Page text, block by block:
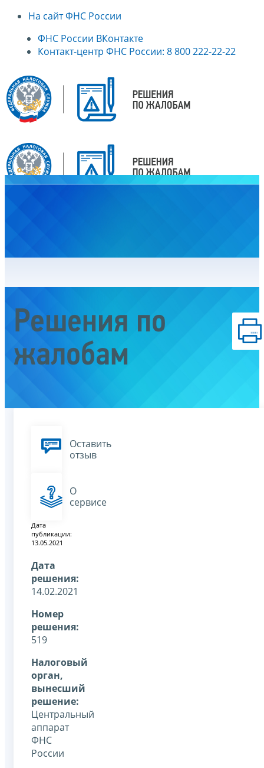
На сайт ФНС России
ФНС России ВКонтакте
Контакт-центр ФНС России: 8 800 222-22-22
Решения по
жалобам
Оставить
отзыв
О
сервисе
Дата
публикации:
13.05.2021
Дата
решения:
14.02.2021
Номер
решения:
519
Налоговый
орган,
вынесший
решение:
Центральный
аппарат
ФНС
России